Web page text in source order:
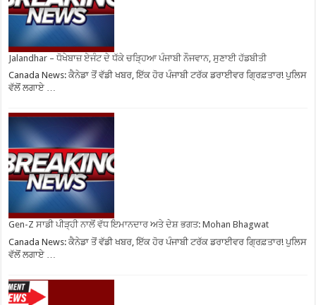
Jalandhar – ਧੋਖੇਬਾਜ਼ ਏਜੰਟ ਦੇ ਧੱਕੇ ਚੜ੍ਹਿਆ ਪੰਜਾਬੀ ਨੌਜਵਾਨ, ਸੁਣਾਈ ਹੱਡਬੀਤੀ
Canada News: ਕੈਨੇਡਾ ਤੋਂ ਵੱਡੀ ਖਬਰ, ਇੱਕ ਹੋਰ ਪੰਜਾਬੀ ਟਰੱਕ ਡਰਾਈਵਰ ਗ੍ਰਿਫ਼ਤਾਰ! ਪੁਲਿਸ
ਵੱਲੋਂ ਲਗਾਏ …
Gen-Z ਸਾਡੀ ਪੀੜ੍ਹੀ ਨਾਲੋਂ ਵੱਧ ਇਮਾਨਦਾਰ ਅਤੇ ਦੇਸ਼ ਭਗਤ: Mohan Bhagwat
Canada News: ਕੈਨੇਡਾ ਤੋਂ ਵੱਡੀ ਖਬਰ, ਇੱਕ ਹੋਰ ਪੰਜਾਬੀ ਟਰੱਕ ਡਰਾਈਵਰ ਗ੍ਰਿਫ਼ਤਾਰ! ਪੁਲਿਸ
ਵੱਲੋਂ ਲਗਾਏ …